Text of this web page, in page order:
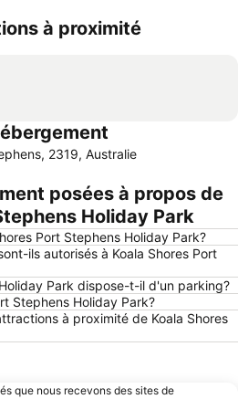
à proximité
2319, Australie
posées à propos de
Holiday Park
Port Stephens Holiday Park?
ils autorisés à Koala Shores Port
Park dispose-t-il d'un parking?
Stephens Holiday Park?
à proximité de Koala Shores
que nous recevons des sites de